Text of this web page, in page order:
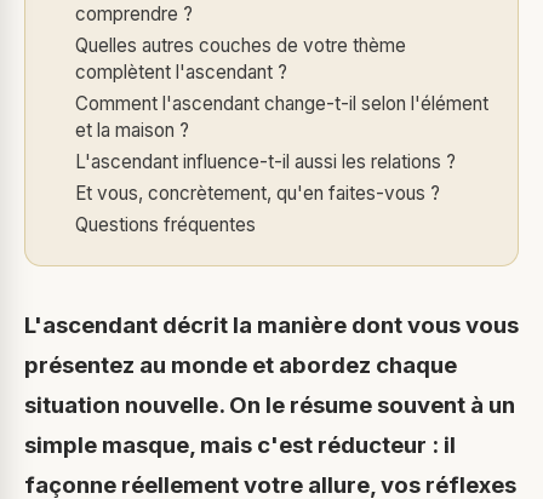
comprendre ?
Quelles autres couches de votre thème
complètent l'ascendant ?
Comment l'ascendant change-t-il selon l'élément
et la maison ?
L'ascendant influence-t-il aussi les relations ?
Et vous, concrètement, qu'en faites-vous ?
Questions fréquentes
L'ascendant décrit la manière dont vous vous
présentez au monde et abordez chaque
situation nouvelle. On le résume souvent à un
simple masque, mais c'est réducteur : il
façonne réellement votre allure, vos réflexes